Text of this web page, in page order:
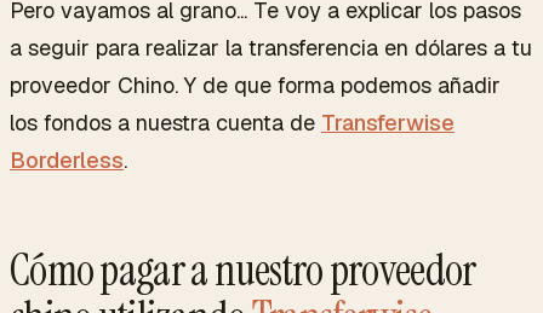
Pero vayamos al grano... Te voy a explicar los pasos
a seguir para realizar la transferencia en dólares a tu
proveedor Chino. Y de que forma podemos añadir
los fondos a nuestra cuenta de Transferwise
Borderless.
Cómo pagar a nuestro proveedor